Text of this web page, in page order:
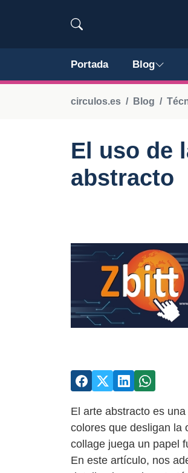
Portada Blog
circulos.es Blog
El uso de
abstracto
El arte abstracto es
colores que desligan la
collage juega un papel
En este artículo, nos